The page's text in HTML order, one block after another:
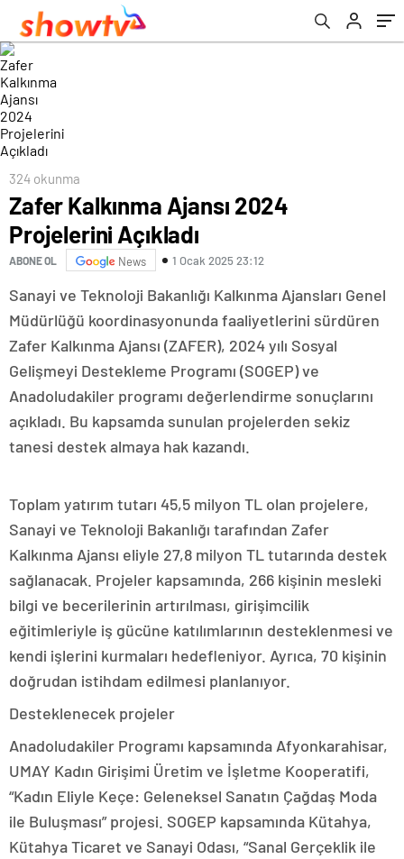
324 okunma
Zafer Kalkınma Ajansı 2024
Projelerini Açıkladı
ABONE OL News 1 Ocak 2025 23:12
Sanayi ve Teknoloji Bakanlığı Kalkınma Ajansları Genel
Müdürlüğü koordinasyonunda faaliyetlerini sürdüren
Zafer Kalkınma Ajansı (ZAFER), 2024 yılı Sosyal
Gelişmeyi Destekleme Programı (SOGEP) ve
Anadoludakiler programı değerlendirme sonuçlarını
açıkladı. Bu kapsamda sunulan projelerden sekiz
tanesi destek almaya hak kazandı.
Toplam yatırım tutarı 45,5 milyon TL olan projelere,
Sanayi ve Teknoloji Bakanlığı tarafından Zafer
Kalkınma Ajansı eliyle 27,8 milyon TL tutarında destek
sağlanacak. Projeler kapsamında, 266 kişinin mesleki
bilgi ve becerilerinin artırılması, girişimcilik
eğitimleriyle iş gücüne katılımlarının desteklenmesi ve
kendi işlerini kurmaları hedefleniyor. Ayrıca, 70 kişinin
doğrudan istihdam edilmesi planlanıyor.
Desteklenecek projeler
Anadoludakiler Programı kapsamında Afyonkarahisar,
UMAY Kadın Girişimi Üretim ve İşletme Kooperatifi,
“Kadın Eliyle Keçe: Geleneksel Sanatın Çağdaş Moda
ile Buluşması” projesi. SOGEP kapsamında Kütahya,
Kütahya Ticaret ve Sanayi Odası, “Sanal Gerçeklik ile